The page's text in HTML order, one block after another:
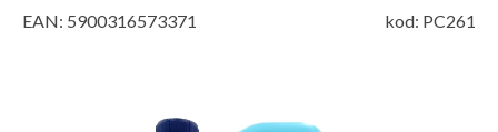
EAN: 5900316573371 kod: PC261